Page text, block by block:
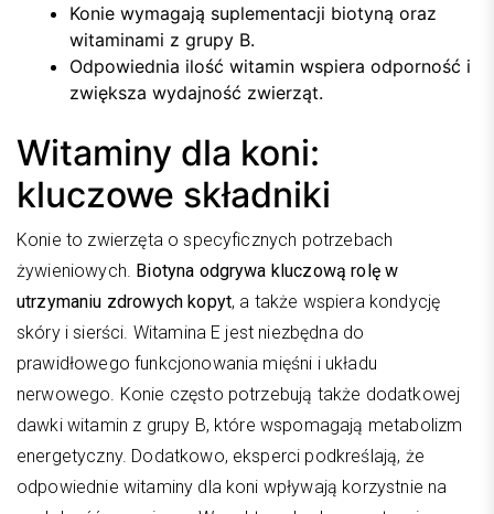
Konie wymagają suplementacji biotyną oraz
witaminami z grupy B.
Odpowiednia ilość witamin wspiera odporność i
zwiększa wydajność zwierząt.
Witaminy dla koni:
kluczowe składniki
Konie to zwierzęta o specyficznych potrzebach
żywieniowych. Biotyna odgrywa kluczową rolę w
utrzymaniu zdrowych kopyt, a także wspiera kondycję
skóry i sierści. Witamina E jest niezbędna do
prawidłowego funkcjonowania mięśni i układu
nerwowego. Konie często potrzebują także dodatkowej
dawki witamin z grupy B, które wspomagają metabolizm
energetyczny. Dodatkowo, eksperci podkreślają, że
odpowiednie witaminy dla koni wpływają korzystnie na